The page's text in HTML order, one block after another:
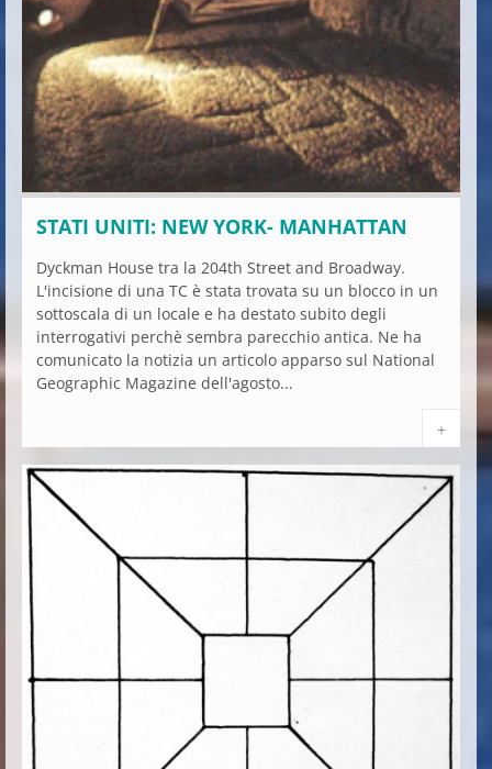
STATI UNITI: NEW YORK- MANHATTAN
Dyckman House tra la 204th Street and Broadway.
L'incisione di una TC è stata trovata su un blocco in un
sottoscala di un locale e ha destato subito degli
interrogativi perchè sembra parecchio antica. Ne ha
comunicato la notizia un articolo apparso sul National
Geographic Magazine dell'agosto...
+